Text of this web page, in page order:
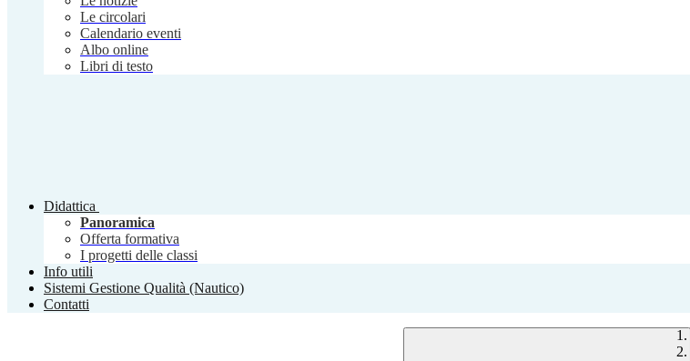
Le circolari
Calendario eventi
Albo online
Libri di testo
Didattica
Panoramica
Offerta formativa
I progetti delle classi
Info utili
Sistemi Gestione Qualità (Nautico)
Contatti